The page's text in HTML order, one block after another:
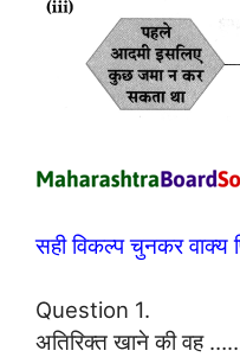
सही विकल्प चुनकर वाक्य
Question 1.
अतिरिक्त खाने की वह